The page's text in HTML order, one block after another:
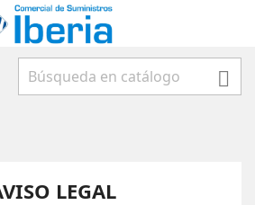

LEGAL